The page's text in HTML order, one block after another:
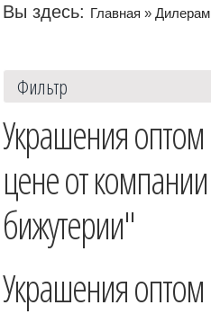
Вы здесь: Главная » Дилерам
Фильтр
Украшения оптом
цене от
бижутерии"
Украшения оптом